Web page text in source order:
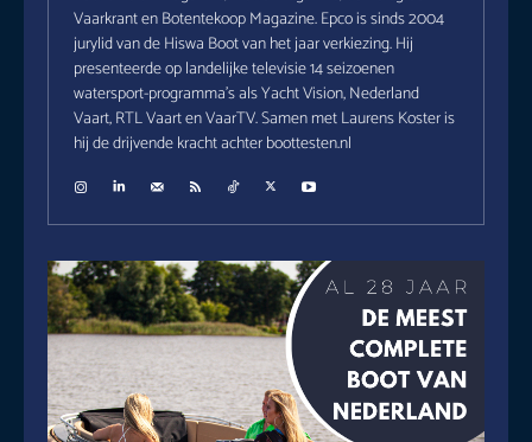
Vaarkrant en Botentekoop Magazine. Epco is sinds 2004
jurylid van de Hiswa Boot van het jaar verkiezing. Hij
presenteerde op landelijke televisie 14 seizoenen
watersport-programma's als Yacht Vision, Nederland
Vaart, RTL Vaart en VaarTV. Samen met Laurens Koster is
hij de drijvende kracht achter boottesten.nl